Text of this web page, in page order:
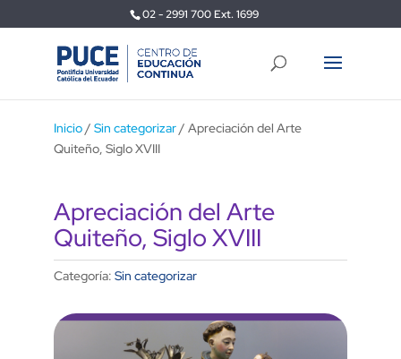
02 - 2991 700 Ext. 1699
Inicio/ Sin categorizar/ Apreciación del Arte
Quiteño, Siglo XVIII
Apreciación del Arte
Quiteño, Siglo XVIII
Categoría: Sin categorizar